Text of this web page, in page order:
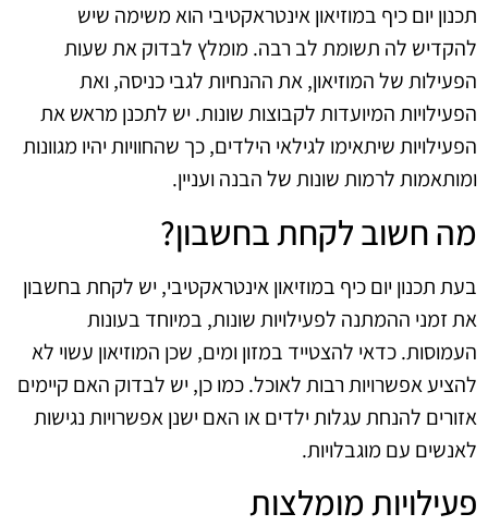
תכנון יום כיף במוזיאון אינטראקטיבי הוא משימה שיש
להקדיש לה תשומת לב רבה. מומלץ לבדוק את שעות
הפעילות של המוזיאון, את ההנחיות לגבי כניסה, ואת
הפעילויות המיועדות לקבוצות שונות. יש לתכנן מראש את
הפעילויות שיתאימו לגילאי הילדים, כך שהחוויות יהיו מגוונות
ומותאמות לרמות שונות של הבנה ועניין.
מה חשוב לקחת בחשבון?
בעת תכנון יום כיף במוזיאון אינטראקטיבי, יש לקחת בחשבון
את זמני ההמתנה לפעילויות שונות, במיוחד בעונות
העמוסות. כדאי להצטייד במזון ומים, שכן המוזיאון עשוי לא
להציע אפשרויות רבות לאוכל. כמו כן, יש לבדוק האם קיימים
אזורים להנחת עגלות ילדים או האם ישנן אפשרויות נגישות
לאנשים עם מוגבלויות.
פעילויות מומלצות